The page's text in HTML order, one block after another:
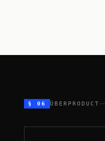
§ 06 ÜBERPRODUCT